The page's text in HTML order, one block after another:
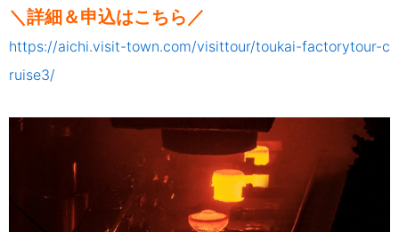
＼詳細＆申込はこちら／
https://aichi.visit-town.com/visittour/toukai-factorytour-c
ruise3/